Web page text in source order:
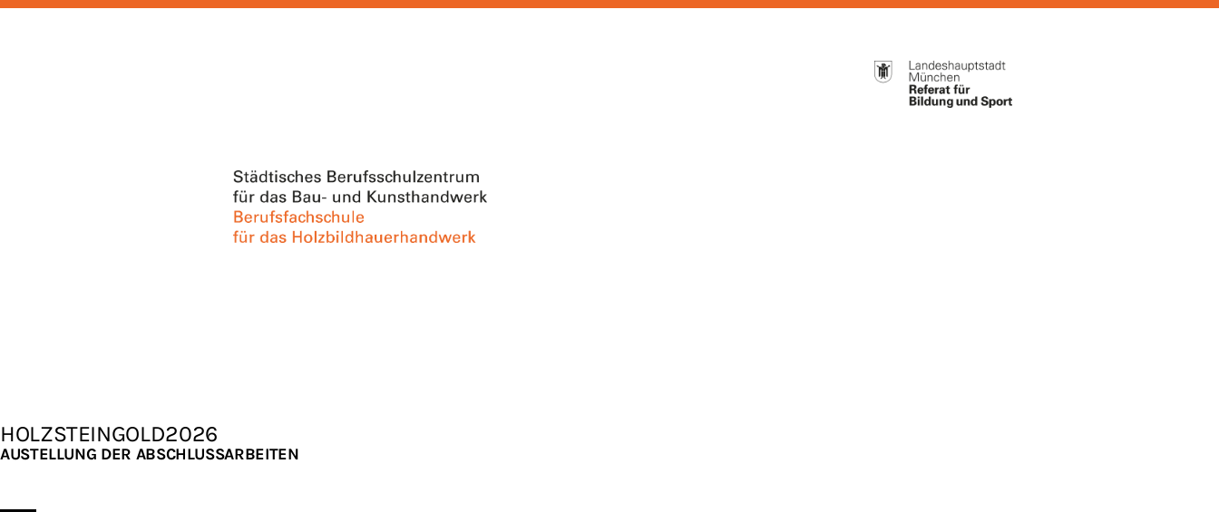
HOLZSTEINGOLD2026
AUSTELLUNG DER ABSCHLUSSARBEITEN